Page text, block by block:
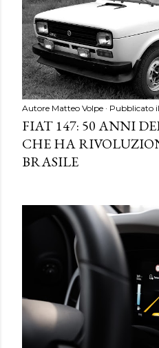
Autore Matteo Volpe Pubblicato il
FIAT 147: 50 ANNI
CHE HA
BRASILE